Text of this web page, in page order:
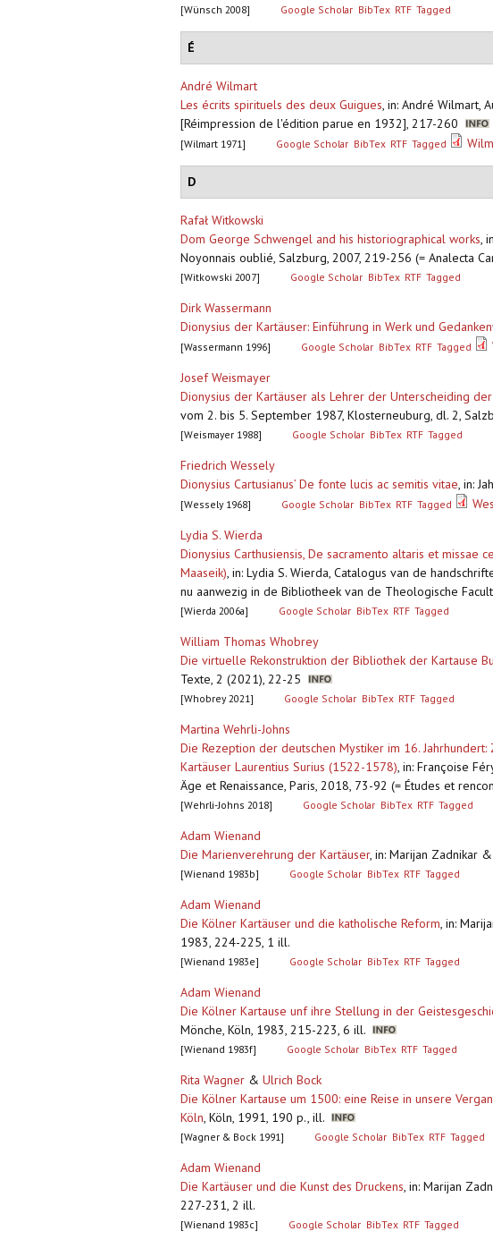
[Wünsch 2008] Google Scholar BibTex RTF Tagged
É
André Wilmart
Les écrits spirituels des deux Guigues, in: André Wilmart,
[Réimpression de l'édition parue en 1932], 217-260
[Wilmart 1971] Google Scholar BibTex RTF Tagged
D
Rafał Witkowski
Dom George Schwengel and his historiographical works,
Noyonnais oublié, Salzburg, 2007, 219-256 (= Analecta
[Witkowski 2007] Google Scholar BibTex RTF Tagged
Dirk Wassermann
Dionysius der Kartäuser: Einführung in Werk und
[Wassermann 1996] Google Scholar BibTex RTF Tagged
Josef Weismayer
Dionysius der Kartäuser als Lehrer der Unterscheiding
vom 2. bis 5. September 1987, Klosterneuburg, dl. 2,
[Weismayer 1988] Google Scholar BibTex RTF Tagged
Friedrich Wessely
Dionysius Cartusianus’ De fonte lucis ac semitis vitae, in:
[Wessely 1968] Google Scholar BibTex RTF Tagged
Lydia S. Wierda
Dionysius Carthusiensis, De sacramento altaris et
Maaseik), in: Lydia S. Wierda, Catalogus van de
nu aanwezig in de Bibliotheek van de Theologische
[Wierda 2006a] Google Scholar BibTex RTF Tagged
William Thomas Whobrey
Die virtuelle Rekonstruktion der Bibliothek der Kartause
Texte, 2 (2021), 22-25
[Whobrey 2021] Google Scholar BibTex RTF Tagged
Martina Wehrli-Johns
Die Rezeption der deutschen Mystiker im 16.
Kartäuser Laurentius Surius (1522-1578), in: Françoise
Äge et Renaissance, Paris, 2018, 73-92 (= Études et
[Wehrli-Johns 2018] Google Scholar BibTex RTF Tagged
Adam Wienand
Die Marienverehrung der Kartäuser, in: Marijan Zadnikar
[Wienand 1983b] Google Scholar BibTex RTF Tagged
Adam Wienand
Die Kölner Kartäuser und die katholische Reform, in:
1983, 224-225, 1 ill.
[Wienand 1983e] Google Scholar BibTex RTF Tagged
Adam Wienand
Die Kölner Kartause unf ihre Stellung in der
Mönche, Köln, 1983, 215-223, 6 ill.
[Wienand 1983f] Google Scholar BibTex RTF Tagged
Rita Wagner & Ulrich Bock
Die Kölner Kartause um 1500: eine Reise in unsere
Köln, Köln, 1991, 190 p., ill.
[Wagner & Bock 1991] Google Scholar BibTex RTF Tagged
Adam Wienand
Die Kartäuser und die Kunst des Druckens, in: Marijan
227-231, 2 ill.
[Wienand 1983c] Google Scholar BibTex RTF Tagged